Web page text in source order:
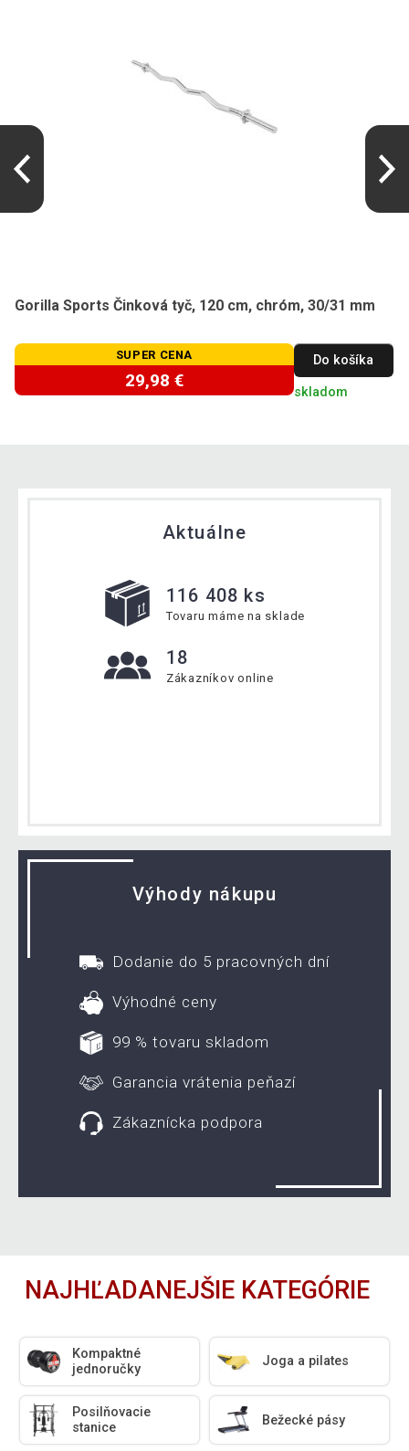
Gorilla Sports Činková tyč, 120 cm, chróm, 30/31 mm
SUPER CENA
29,98 €
Do košíka
skladom
Aktuálne
116 408 ks
Tovaru máme na sklade
18
Zákazníkov online
Výhody nákupu
Dodanie do 5 pracovných dní
Výhodné ceny
99 % tovaru skladom
Garancia vrátenia peňazí
Zákaznícka podpora
NAJHĽADANEJŠIE KATEGÓRIE
Kompaktné
jednoručky
Joga a pilates
Posilňovacie
stanice
Bežecké pásy